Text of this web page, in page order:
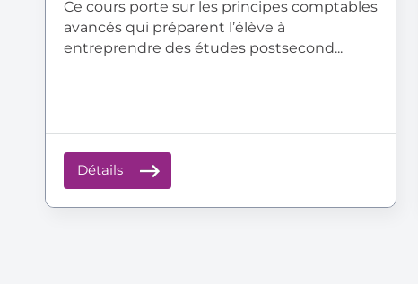
Ce cours porte sur les principes comptables
avancés qui préparent l’élève à
entreprendre des études postsecond...
Détails